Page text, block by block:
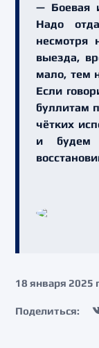
— Боевая
Надо
несмотря
выезда,
мало, тем
Если
буллитам
чётких
и будем
18 января 2025
Поделиться: